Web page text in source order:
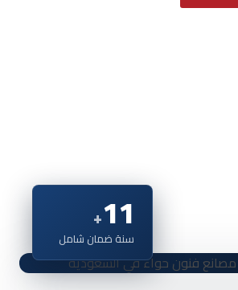
11
+
سنة ضمان شامل